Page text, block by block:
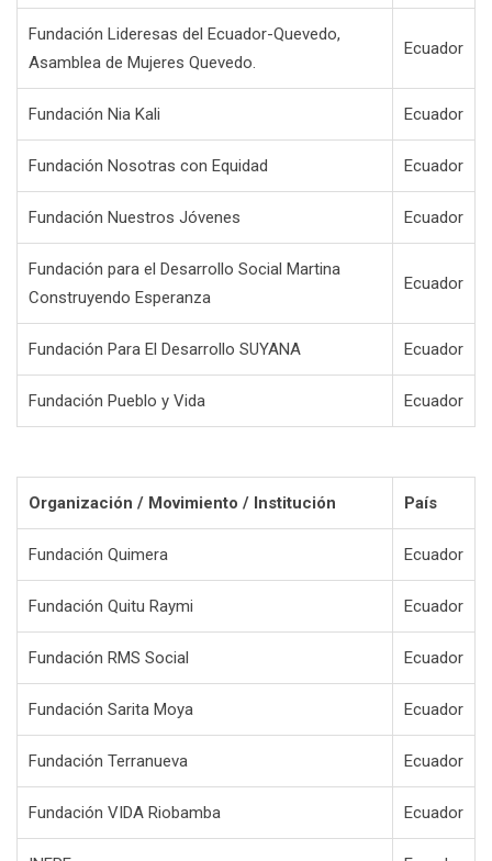
Fundación Lideresas del Ecuador-Quevedo,
Asamblea de Mujeres Quevedo.
Ecuador
Fundación Nia Kali Ecuador
Fundación Nosotras con Equidad Ecuador
Fundación Nuestros Jóvenes Ecuador
Fundación para el Desarrollo Social Martina
Construyendo Esperanza
Ecuador
Fundación Para El Desarrollo SUYANA Ecuador
Fundación Pueblo y Vida Ecuador
Organización / Movimiento / Institución País
Fundación Quimera Ecuador
Fundación Quitu Raymi Ecuador
Fundación RMS Social Ecuador
Fundación Sarita Moya Ecuador
Fundación Terranueva Ecuador
Fundación VIDA Riobamba Ecuador